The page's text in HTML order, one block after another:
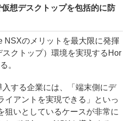
想デスクトップを包括的に防
のメリットを最大限に発揮
クトップ）環境を実現するHor
。
する企業には、「端末側にデ
イアントを実現できる」といっ
狙いとしているケースが非常に